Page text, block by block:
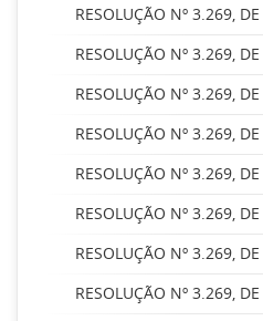
RESOLUÇÃO Nº 3.269,
RESOLUÇÃO Nº 3.269,
RESOLUÇÃO Nº 3.269,
RESOLUÇÃO Nº 3.269,
RESOLUÇÃO Nº 3.269,
RESOLUÇÃO Nº 3.269,
RESOLUÇÃO Nº 3.269,
RESOLUÇÃO Nº 3.269,